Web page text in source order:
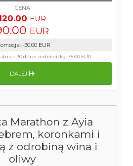
Marathon z Ayia
koronkami i
z odrobiną wina i
oliwy
CENA
EUR
EUR
: -30.00 EUR
30 dni przed obniżką:75.00 EUR
DALEJ